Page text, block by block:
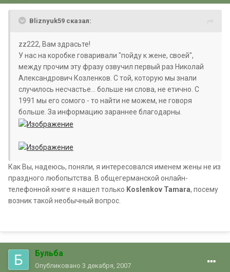
Bliznyuk59 сказал:
zz222, Вам здрасьте!
У нас на коробке говаривали "пойду к жене, своей",
между прочим эту фразу озвучил первый раз Николай
Александрович Козленков. С той, которую мы знали
случилось несчастье... больше ни слова, не етично. С
1991 мы его сомого - то найти не можем, не говоря
больше. За информацию зараннее благодарны.
Как Вы, надеюсь, поняли, я интересовался именем жены не из
праздного любопытства. В общегерманской онлайн-
телефонной книге я нашел только Koslenkov Tamara, посему
возник такой необычный вопрос.
Бульба
Опубликовано 3 декабря, 2007